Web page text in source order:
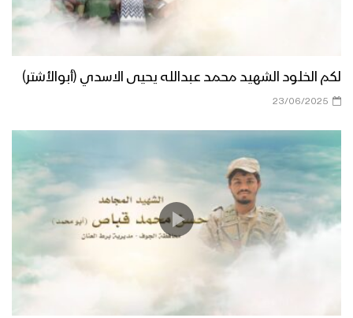
لكم الخلود الشهيد محمد عبدالله يحيى الاسدي (أبوالأشتر)
23/06/2025